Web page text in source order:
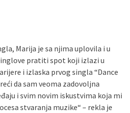
Marija je sa njima uplovila i u
pratiti spot koji izlazi u
i izlaska prvog singla “Dance
da sam veoma zadovoljna
i svim novim iskustvima koja mi
stvaranja muzike“ – rekla je